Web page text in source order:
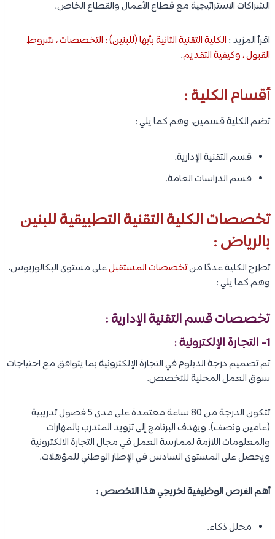
الشراكات الاستراتيجية مع قطاع الأعمال والقطاع الخاص.
اقرأ المزيد : الكلية التقنية الثانية بأبها (للبنين) : التخصصات ، شروط
القبول ، وكيفية التقديم.
أقسام الكلية :
تضم الكلية قسمين، وهم كما يلي :
قسم التقنية الإدارية.
قسم الدراسات العامة.
تخصصات الكلية التقنية التطبيقية للبنين
بالرياض :
تطرح الكلية عددًا منتخصصات المستقبلعلى مستوى البكالوريوس،
وهم كما يلي :
تخصصات قسم التقنية الإدارية :
1- التجارة الإلكترونية :
تم تصميم درجة الدبلوم في التجارة الإلكترونية بما يتوافق مع احتياجات
سوق العمل المحلية للتخصص.
تتكون الدرجة من 80 ساعة معتمدة على مدى 5 فصول تدريبية
(عامين ونصف). ويهدف البرنامج إلى تزويد المتدرب بالمهارات
والمعلومات اللازمة لممارسة العمل في مجال التجارة الالكترونية
ويحصل على المستوى السادس في الإطار الوطني للمؤهلات.
أهم الفرص الوظيفية لخريجي هذا التخصص :
محلل ذكاء.